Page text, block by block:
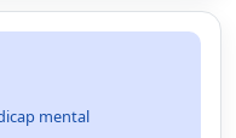
mental